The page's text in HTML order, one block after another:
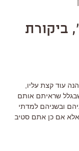
|
ביקורת
עוד קצת עליו,
שראיתם אותם
ובשניהם למדתי
אם כן אתם סטיב